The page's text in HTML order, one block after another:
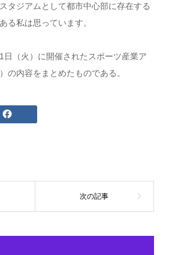
タジアムとして都市中心部に存在する
る私は思っています。
（火）に開催されたスポーツ産業ア
の内容をまとめたものである。